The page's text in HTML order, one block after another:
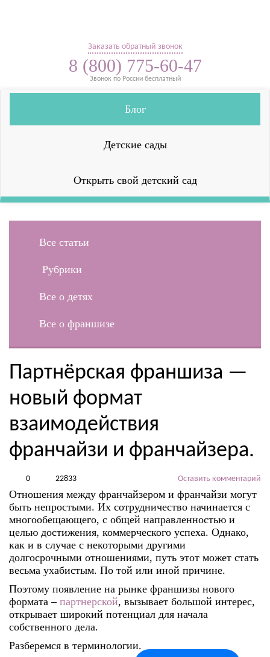
Заказать обратный звонок
8 (800) 775-60-47
Звонок по России бесплатный
Блог
Детские сады
Открыть свой детский сад
Все статьи
Рубрики
Все о детях
Все о франшизе
Партнёрская франшиза —
новый формат
взаимодействия
франчайзи и франчайзера.
Оставить комментарий
0 22833
Отношения между франчайзером и франчайзи могут
быть непростыми. Их сотрудничество начинается с
многообещающего, с общей направленностью и
целью достижения, коммерческого успеха. Однако,
как и в случае с некоторыми другими
долгосрочными отношениями, путь этот может стать
весьма ухабистым. По той или иной причине.
Поэтому появление на рынке франшизы нового
формата – партнерской, вызывает большой интерес,
открывает широкий потенциал для начала
собственного дела.
Разберемся в терминологии.